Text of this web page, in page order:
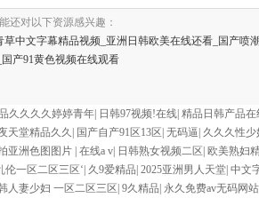
还对以下资源感兴趣：
中文字幕精品视频_亚洲日韩欧美在线还看_国产
产91黄色视频在线观看
一级二级久久久久 国产乱淫视频久久久久 久久黄
成人噜噜噜噜噜 ,91精品国产91久久久久久青青 A
逼 欧美一级特黄在线夜 在线日韩欧美色网站综合
不卡 欧美特黄一级户外 99精品国产无码 黄色成年
免费AV不卡高清 国产黄色一区毛片 欧美日韩乱伦
久久久久婷婷青年 日韩97视频!在线 精品日韩产品
天堂精品久久 国产自产91区13区 无码逼 久久久性少
亚洲色图图片 在线a v 日韩熟女视频二区 欧美熟妇
伦一区二区三区‘ 久9爱精品 2025亚洲男人天堂 中文
人妻少妇 一区二区三区 9久精品 永久免费av无码网